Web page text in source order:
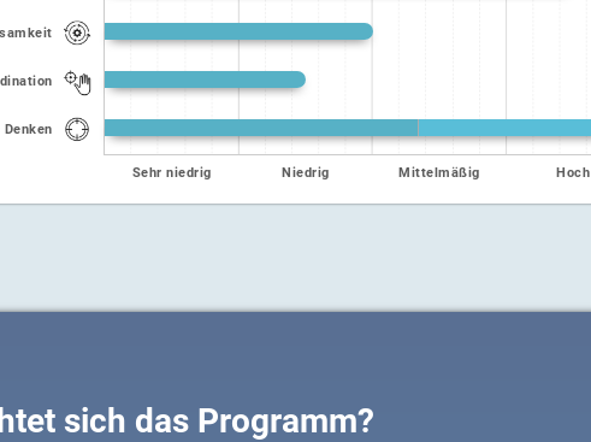
Sehr niedrig Niedrig Mittelmäßig Hoch
sich das Programm?